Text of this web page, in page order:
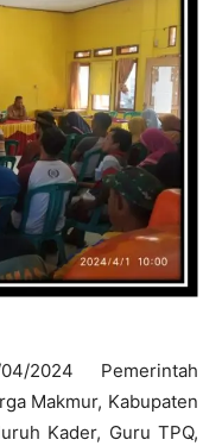
2024 Pemerintah
Makmur, Kabupaten
Kader, Guru TPQ,